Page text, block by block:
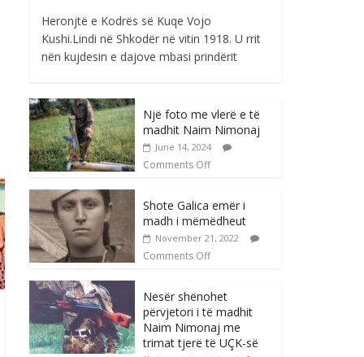
Heronjtë e Kodrës së Kuqe Vojo
Kushi.Lindi në Shkodër në vitin 1918. U rrit
nën kujdesin e dajove mbasi prindërit
Një foto me vlerë e të
madhit Naim Nimonaj
June 14, 2024
Comments Off
Shote Galica emër i
madh i mëmëdheut
November 21, 2022
Comments Off
Nesër shënohet
përvjetori i të madhit
Naim Nimonaj me
trimat tjerë të UÇK-së